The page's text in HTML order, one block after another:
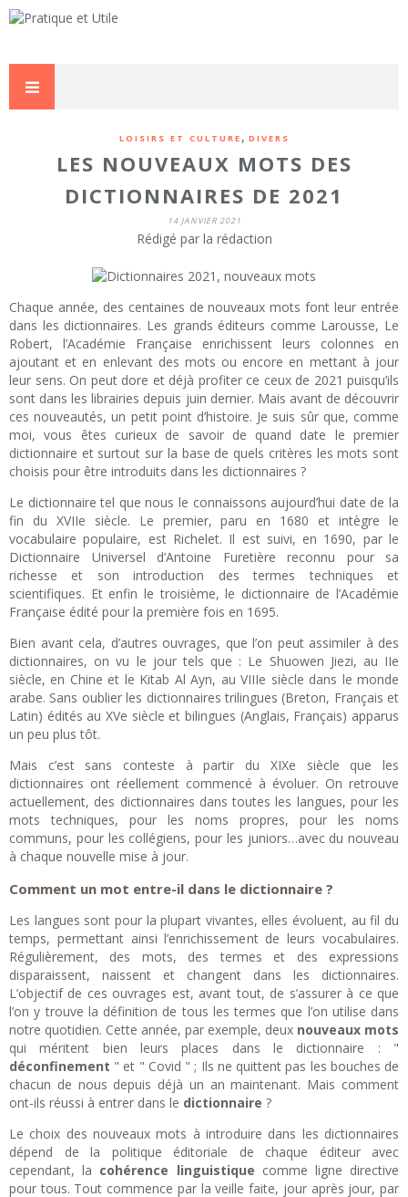
LOISIRS ET CULTURE , DIVERS
LES NOUVEAUX MOTS DES
DICTIONNAIRES DE 2021
14 JANVIER 2021
Rédigé par la rédaction
Chaque année, des centaines de nouveaux mots font leur entrée
dans les dictionnaires. Les grands éditeurs comme Larousse, Le
Robert, l’Académie Française enrichissent leurs colonnes en
ajoutant et en enlevant des mots ou encore en mettant à jour
leur sens. On peut dore et déjà profiter ce ceux de 2021 puisqu’ils
sont dans les librairies depuis juin dernier. Mais avant de découvrir
ces nouveautés, un petit point d’histoire. Je suis sûr que, comme
moi, vous êtes curieux de savoir de quand date le premier
dictionnaire et surtout sur la base de quels critères les mots sont
choisis pour être introduits dans les dictionnaires ?
Le dictionnaire tel que nous le connaissons aujourd’hui date de la
fin du XVIIe siècle. Le premier, paru en 1680 et intègre le
vocabulaire populaire, est Richelet. Il est suivi, en 1690, par le
Dictionnaire Universel d’Antoine Furetière reconnu pour sa
richesse et son introduction des termes techniques et
scientifiques. Et enfin le troisième, le dictionnaire de l’Académie
Française édité pour la première fois en 1695.
Bien avant cela, d’autres ouvrages, que l’on peut assimiler à des
dictionnaires, on vu le jour tels que : Le Shuowen Jiezi, au IIe
siècle, en Chine et le Kitab Al Ayn, au VIIIe siècle dans le monde
arabe. Sans oublier les dictionnaires trilingues (Breton, Français et
Latin) édités au XVe siècle et bilingues (Anglais, Français) apparus
un peu plus tôt.
Mais c’est sans conteste à partir du XIXe siècle que les
dictionnaires ont réellement commencé à évoluer. On retrouve
actuellement, des dictionnaires dans toutes les langues, pour les
mots techniques, pour les noms propres, pour les noms
communs, pour les collégiens, pour les juniors…avec du nouveau
à chaque nouvelle mise à jour.
Comment un mot entre-il dans le dictionnaire ?
Les langues sont pour la plupart vivantes, elles évoluent, au fil du
temps, permettant ainsi l’enrichissement de leurs vocabulaires.
Régulièrement, des mots, des termes et des expressions
disparaissent, naissent et changent dans les dictionnaires.
L’objectif de ces ouvrages est, avant tout, de s’assurer à ce que
l’on y trouve la définition de tous les termes que l’on utilise dans
notre quotidien. Cette année, par exemple, deux nouveaux mots
qui méritent bien leurs places dans le dictionnaire : "
déconfinement " et " Covid " ; Ils ne quittent pas les bouches de
chacun de nous depuis déjà un an maintenant. Mais comment
ont-ils réussi à entrer dans le dictionnaire ?
Le choix des nouveaux mots à introduire dans les dictionnaires
dépend de la politique éditoriale de chaque éditeur avec
cependant, la cohérence linguistique comme ligne directive
pour tous. Tout commence par la veille faite, jour après jour, par